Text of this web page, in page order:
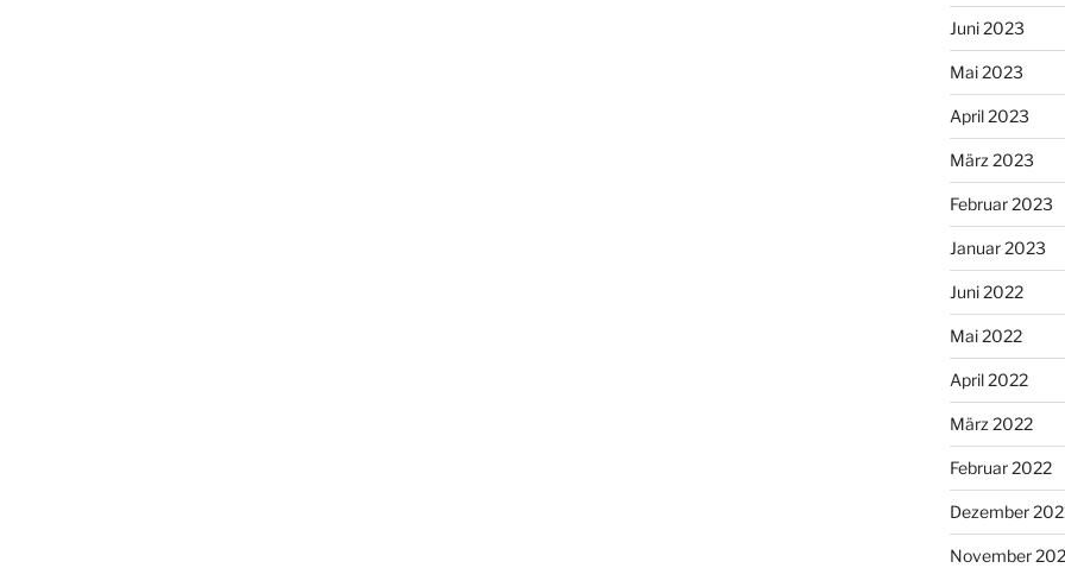
Juni 2023
Mai 2023
April 2023
März 2023
Februar 2023
Januar 2023
Juni 2022
Mai 2022
April 2022
März 2022
Februar 2022
Dezember
November